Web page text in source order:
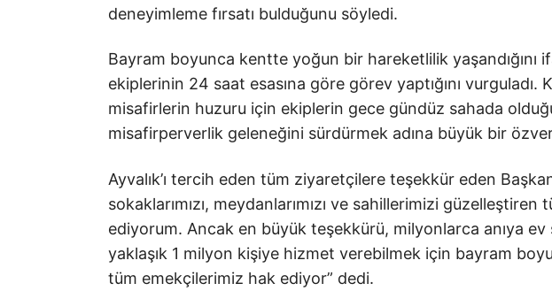
deneyimleme fırsatı bulduğunu söyledi.
Bayram boyunca kentte yoğun bir hareketlilik yaşandığını
ekiplerinin 24 saat esasına göre görev yaptığını
misafirlerin huzuru için ekiplerin gece gündüz sahada
misafirperverlik geleneğini sürdürmek adına büyük bir
Ayvalık’ı tercih eden tüm ziyaretçilere teşekkür eden
sokaklarımızı, meydanlarımızı ve sahillerimizi
ediyorum. Ancak en büyük teşekkürü, milyonlarca anıya
yaklaşık 1 milyon kişiye hizmet verebilmek için bayram
tüm emekçilerimiz hak ediyor” dedi.